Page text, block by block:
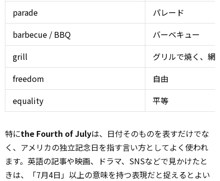
parade
パレード
barbecue / BBQ
バーベキュー
grill
グリルで焼く、網
freedom
自由
equality
平等
特にthe Fourth of Julyは、日付そのものを表すだけでな
く、アメリカの独立記念日を指す言い方としてよく使われ
ます。英語の記事や映画、ドラマ、SNSなどで見かけたと
きは、「7月4日」以上の意味を持つ表現だと捉えるとよい